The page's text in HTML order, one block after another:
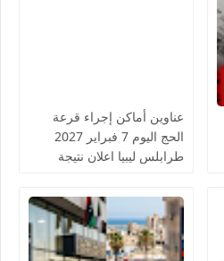
عناوين أماكن إجراء قرعة
الحج اليوم 7 فبراير 2027
طرابلس ليبيا اعلان نتيجة